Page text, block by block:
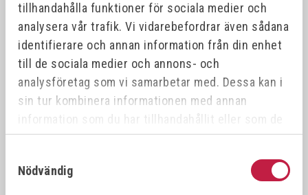
tillhandahålla funktioner för sociala medier och
analysera vår trafik. Vi vidarebefordrar även sådana
identifierare och annan information från din enhet
till de sociala medier och annons- och
analysföretag som vi samarbetar med. Dessa kan i
sin tur kombinera informationen med annan
information som du har tillhandahållit eller som de
har samlat in när du har använt deras tjänster.
Nödvändig
26389
VÖLKEL Gängtappset MF DIN 2181 HSS-G
22x0.5
26390
VÖLKEL Gängtappset MF DIN 2181 HSS-G
22x1.0
VÖLKEL Gängtappset MF DIN 2181 HSS-G